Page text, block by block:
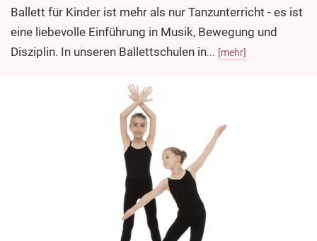
Ballett für Kinder ist mehr als nur Tanzunterricht - es ist
eine liebevolle Einführung in Musik, Bewegung und
Disziplin. In unseren Ballettschulen in... [mehr]